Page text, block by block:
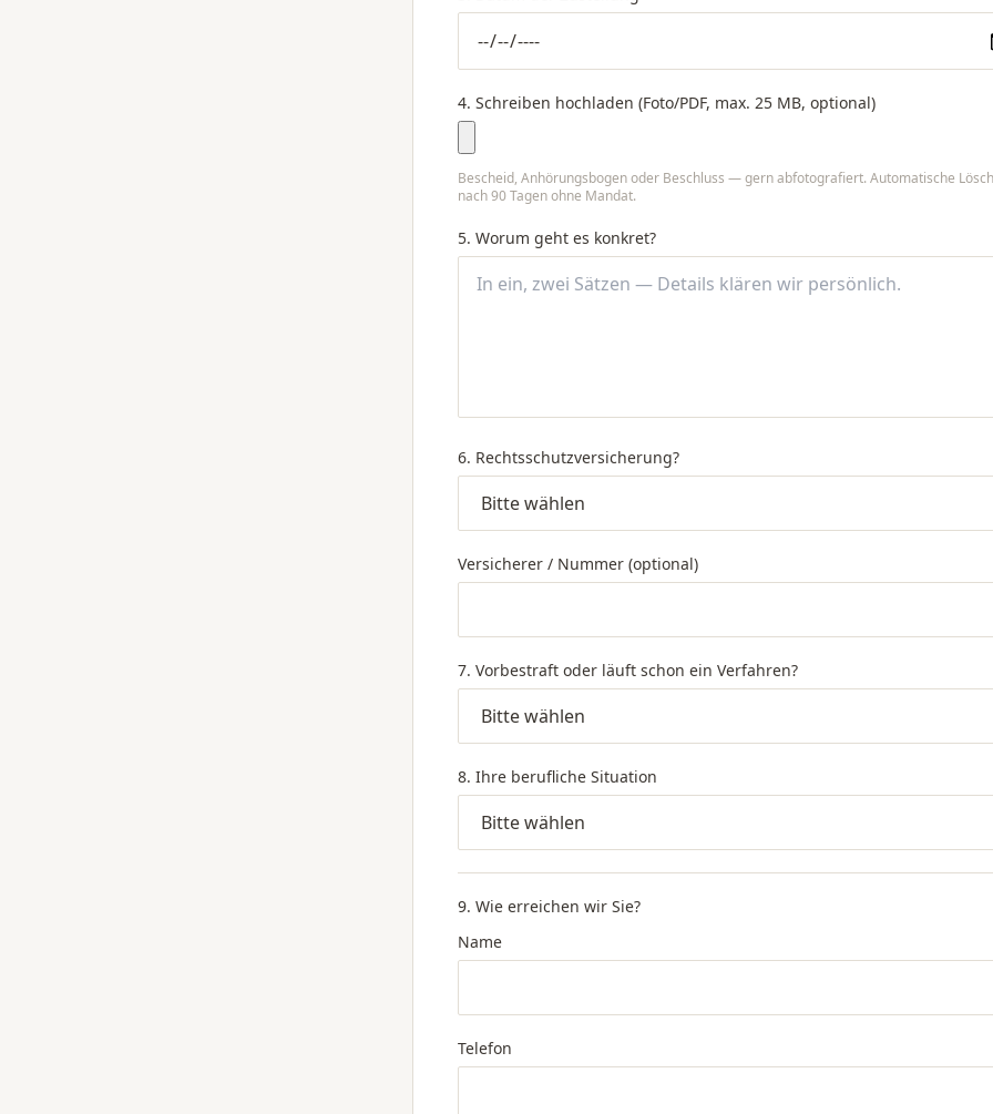
4. Schreiben hochladen (Foto/PDF, max. 25 MB, optional)
Bescheid, Anhörungsbogen oder Beschluss — gern abfotografiert. Automatische
nach 90 Tagen ohne Mandat.
5. Worum geht es konkret?
6. Rechtsschutzversicherung?
Versicherer / Nummer (optional)
7. Vorbestraft oder läuft schon ein Verfahren?
8. Ihre berufliche Situation
9. Wie erreichen wir Sie?
Name
Telefon